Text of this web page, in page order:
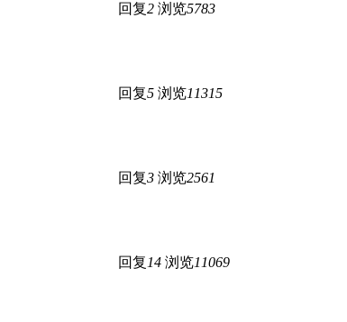
回复2 浏览5783
回复5 浏览11315
回复3 浏览2561
回复14 浏览11069